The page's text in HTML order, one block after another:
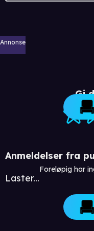
Annonse
Gi
Anmeldelser fra
Laster...
Foreløpig har